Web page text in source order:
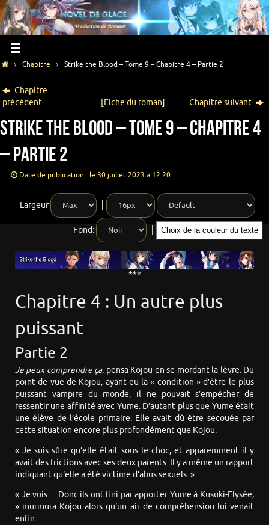
Chapitre Strike the Blood – Tome 9 – Chapitre 4 – Partie 2
Chapitre
précédent
[Fiche du roman] Chapitre suivant
Strike the Blood – Tome 9 – Chapitre 4
– Partie 2
Date de publication : le 30 juillet 2023 à 12:20
Largeur
Fond: Choix de la couleur du texte
***
Chapitre 4 : Un autre plus
puissant
Partie 2
Je peux comprendre ça, pensa Kojou en se mordant la lèvre. Du
point de vue de Kojou, ayant eu la « condition » d’être le plus
puissant vampire du monde, il ne pouvait s’empêcher de
ressentir une affinité avec Yume. D’autant plus que Yume était
une élève de l’école primaire. Elle avait dû être secouée par
cette situation encore plus profondément que Kojou.
« Je suis sûre qu’elle était sous le choc, et apparemment il y
avait des frictions avec ses deux parents. Il y a même un rapport
indiquant qu’elle a été victime d’abus sexuels. »
« Je vois… Donc ils ont fini par apporter Yume à Kusuki-Elysée,
» murmura Kojou alors qu’un air de compréhension lui venait
enfin.